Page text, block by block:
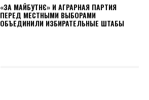
«ЗА МАЙБУТНЄ» И АГРАРНАЯ ПАРТИЯ
ПЕРЕД МЕСТНЫМИ ВЫБОРАМИ
ОБЪЕДИНИЛИ ИЗБИРАТЕЛЬНЫЕ ШТАБЫ